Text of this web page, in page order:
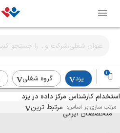
1
یزد گروه شغلی
استخدام کارشناس مرکز داده در یزد
مرتب سازی بر اساس: مرتبط ترین
آگهی‌های استخدام و همکاری برای
متخصصان ایرانی